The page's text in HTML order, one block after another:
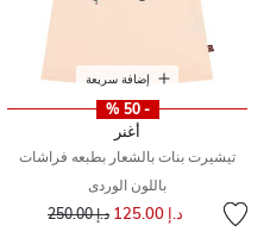
إضافة سريعة
- 50 %
أغنر
تيشيرت بنات بالشعار بطبعه فراشات
باللون الوردى
د.إ 125.00 سعر مخفض من
د.إ 250.00 إلى